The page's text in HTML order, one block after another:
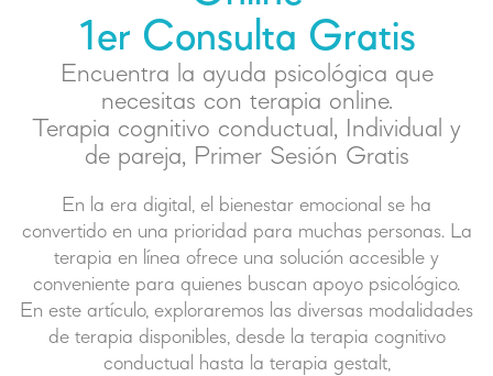
1er Consulta Gratis
Encuentra la ayuda psicológica que
necesitas con terapia online.
Terapia cognitivo conductual, Individual y
de pareja, Primer Sesión Gratis
En la era digital, el bienestar emocional se ha
convertido en una prioridad para muchas personas. La
terapia en línea ofrece una solución accesible y
conveniente para quienes buscan apoyo psicológico.
En este artículo, exploraremos las diversas modalidades
de terapia disponibles, desde la terapia cognitivo
conductual hasta la terapia gestalt,